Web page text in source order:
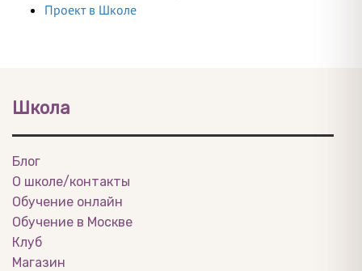
Проект в Школе
Школа
Блог
О школе/контакты
Обучение онлайн
Обучение в Москве
Клуб
Магазин